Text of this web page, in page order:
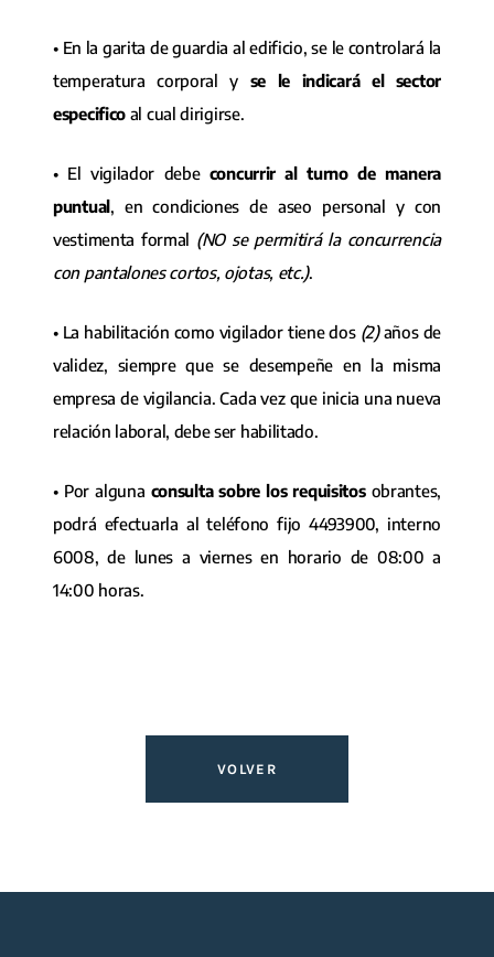
• En la garita de guardia al edificio, se le controlará la
temperatura corporal y se le indicará el sector
especifico al cual dirigirse.
• El vigilador debe concurrir al turno de manera
puntual , en condiciones de aseo personal y con
vestimenta formal (NO se permitirá la concurrencia
con pantalones cortos, ojotas, etc.).
• La habilitación como vigilador tiene dos (2)años de
validez, siempre que se desempeñe en la misma
empresa de vigilancia. Cada vez que inicia una nueva
relación laboral, debe ser habilitado.
• Por alguna consulta sobre los requisitosobrantes,
podrá efectuarla al teléfono fijo 4493900, interno
6008, de lunes a viernes en horario de 08:00 a
14:00 horas.
VOLVER